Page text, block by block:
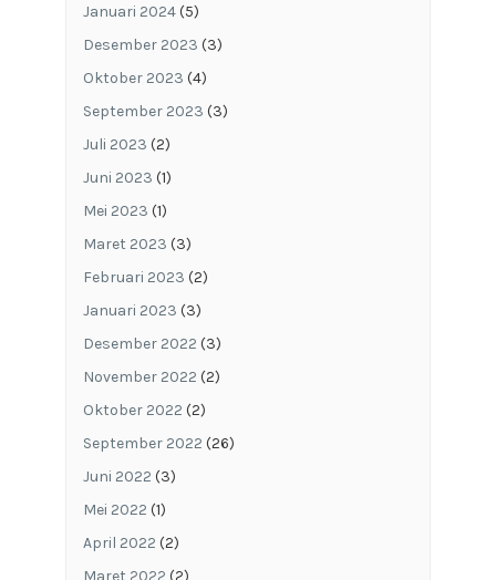
Januari 2024(5)
Desember 2023 (3)
Oktober 2023 (4)
September 2023 (3)
Juli 2023 (2)
Juni 2023 (1)
Mei 2023 (1)
Maret 2023 (3)
Februari 2023 (2)
Januari 2023 (3)
Desember 2022 (3)
November 2022 (2)
Oktober 2022 (2)
September 2022 (26)
Juni 2022 (3)
Mei 2022 (1)
April 2022 (2)
Maret 2022 (2)